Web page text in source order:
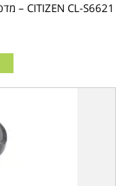
CITIZEN CL-S6621 – מדפסת תוויות תעשייתית ברוחב 6 אינץ' עם...